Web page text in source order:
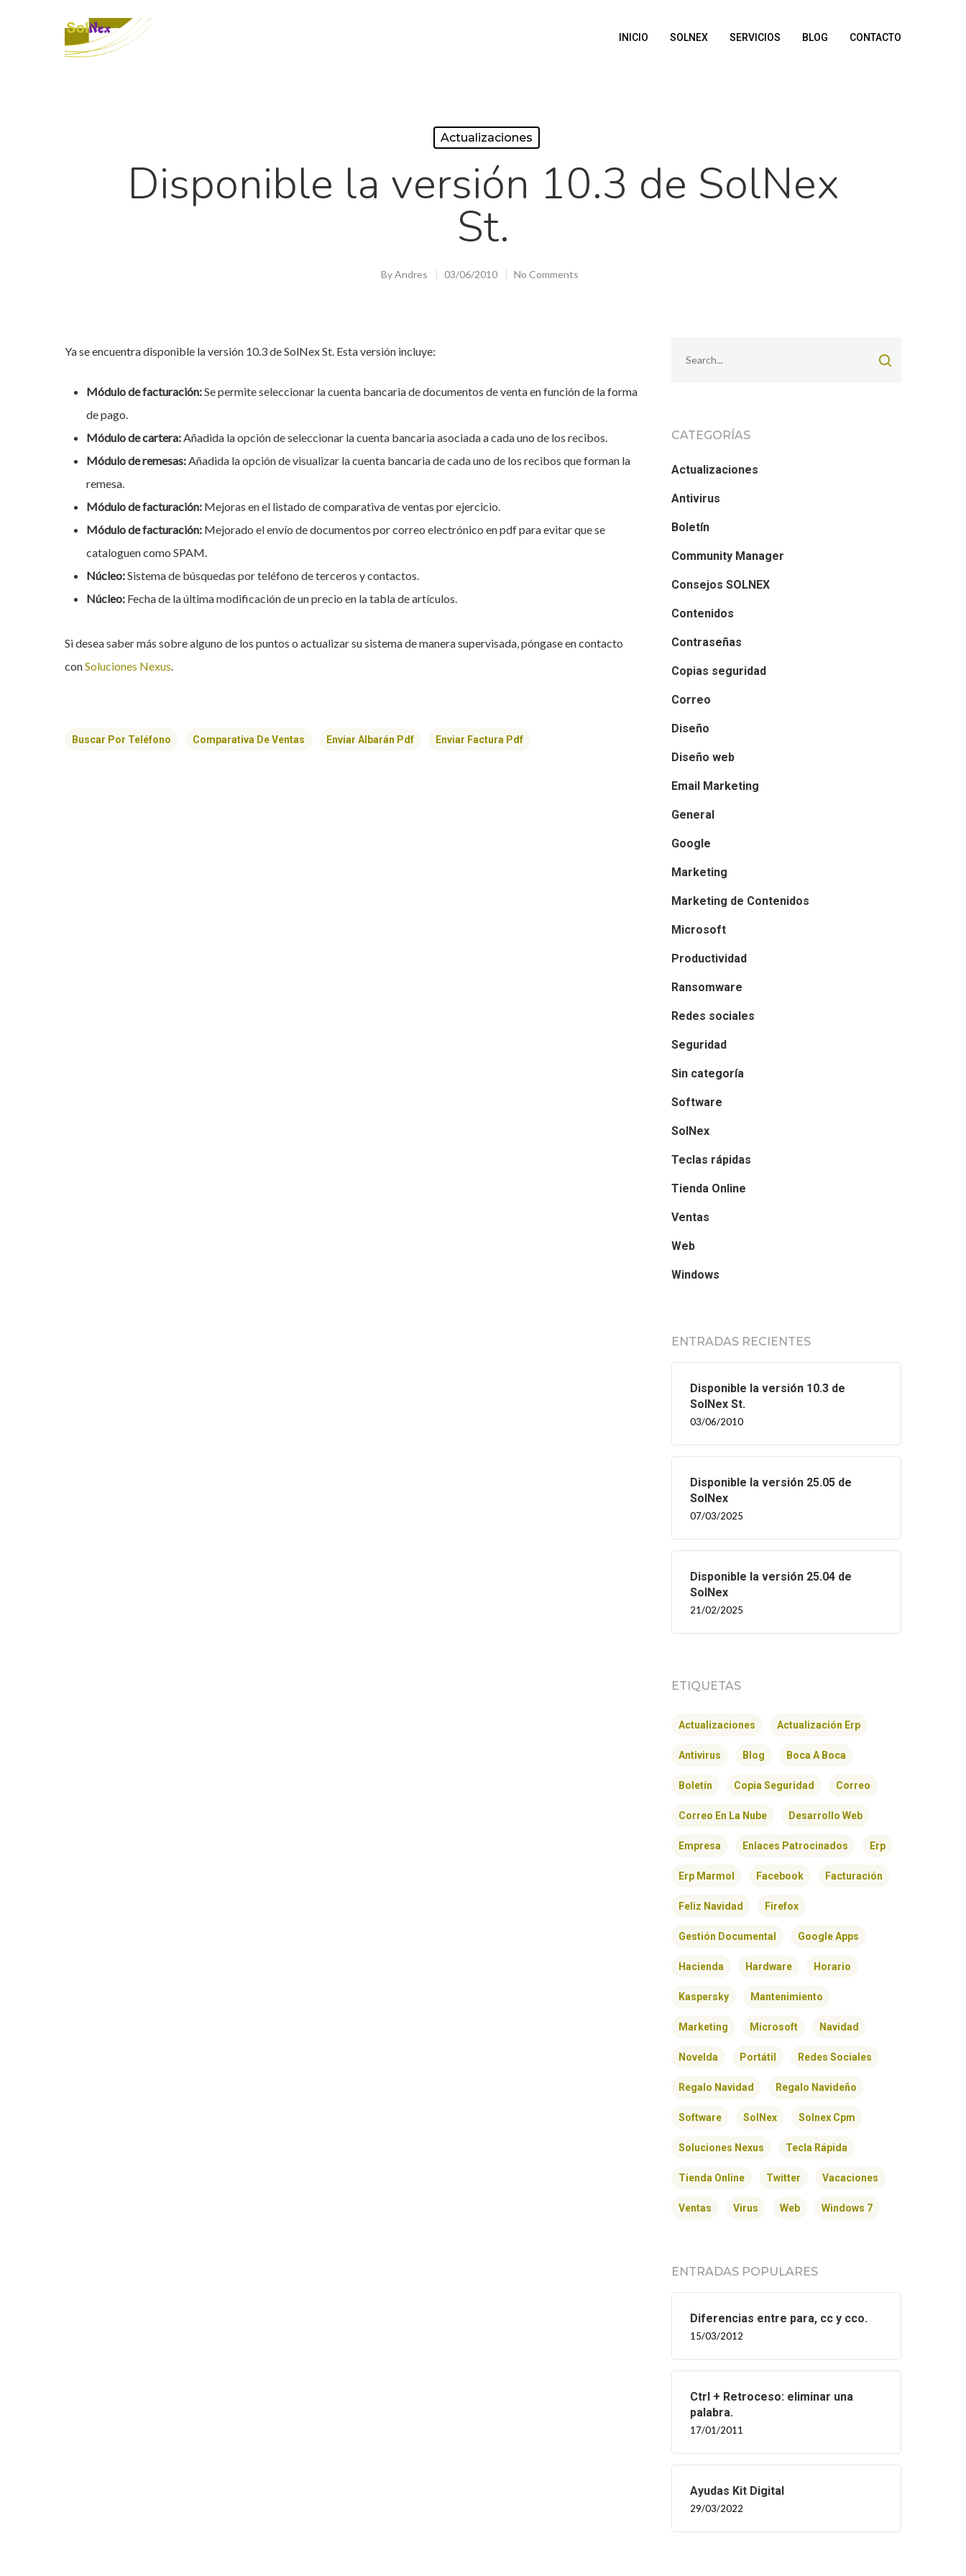
INICIO SOLNEX SERVICIOS BLOG CONTACTO
Actualizaciones
Disponible la versión 10.3 de SolNex
St.
ByAndres 03/06/2010 No Comments
Ya se encuentra disponible la versión 10.3 de SolNex St. Esta versión incluye:
Módulo de facturación:Se permite seleccionar la cuenta bancaria de documentos de venta en función de la forma
de pago.
Módulo de cartera:Añadida la opción de seleccionar la cuenta bancaria asociada a cada uno de los recibos.
Módulo de remesas:Añadida la opción de visualizar la cuenta bancaria de cada uno de los recibos que forman la
remesa.
Módulo de facturación: Mejoras en el listado de comparativa de ventas por ejercicio.
Módulo de facturación: Mejorado el envío de documentos por correo electrónico en pdf para evitar que se
cataloguen como SPAM.
Núcleo:Sistema de búsquedas por teléfono de terceros y contactos.
Núcleo: Fecha de la última modificación de un precio en la tabla de artículos.
Si desea saber más sobre alguno de los puntos o actualizar su sistema de manera supervisada, póngase en contacto
conSoluciones Nexus.
Buscar Por Teléfono Comparativa De Ventas Enviar Albarán Pdf Enviar Factura Pdf
CATEGORÍAS
Actualizaciones
Antivirus
Boletín
Community Manager
Consejos SOLNEX
Contenidos
Contraseñas
Copias seguridad
Correo
Diseño
Diseño web
Email Marketing
General
Google
Marketing
Marketing de Contenidos
Microsoft
Productividad
Ransomware
Redes sociales
Seguridad
Sin categoría
Software
SolNex
Teclas rápidas
Tienda Online
Ventas
Web
Windows
ENTRADAS RECIENTES
Disponible la versión 10.3 de
SolNex St.
03/06/2010
Disponible la versión 25.05 de
SolNex
07/03/2025
Disponible la versión 25.04 de
SolNex
21/02/2025
ETIQUETAS
Actualizaciones Actualización Erp
Antivirus Blog Boca A Boca
Boletín Copia Seguridad Correo
Correo En La Nube Desarrollo Web
Empresa Enlaces Patrocinados Erp
Erp Marmol Facebook Facturación
Feliz Navidad Firefox
Gestión Documental Google Apps
Hacienda Hardware Horario
Kaspersky Mantenimiento
Marketing Microsoft Navidad
Novelda Portátil Redes Sociales
Regalo Navidad Regalo Navideño
Software SolNex Solnex Cpm
Soluciones Nexus Tecla Rápida
Tienda Online Twitter Vacaciones
Ventas Virus Web Windows 7
ENTRADAS POPULARES
Diferencias entre para, cc y cco.
15/03/2012
Ctrl + Retroceso: eliminar una
palabra.
17/01/2011
Ayudas Kit Digital
29/03/2022